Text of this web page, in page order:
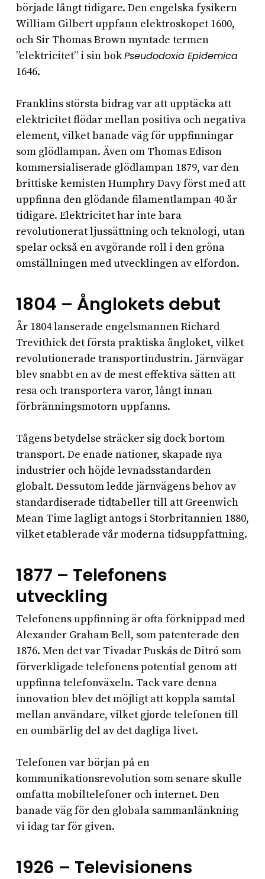
började långt tidigare. Den engelska fysikern
William Gilbert uppfann elektroskopet 1600,
och Sir Thomas Brown myntade termen
”elektricitet” i sin bokPseudodoxia Epidemica
1646.
Franklins största bidrag var att upptäcka att
elektricitet flödar mellan positiva och negativa
element, vilket banade väg för uppfinningar
som glödlampan. Även om Thomas Edison
kommersialiserade glödlampan 1879, var den
brittiske kemisten Humphry Davy först med att
uppfinna den glödande filamentlampan 40 år
tidigare. Elektricitet har inte bara
revolutionerat ljussättning och teknologi, utan
spelar också en avgörande roll i den gröna
omställningen med utvecklingen av elfordon.
1804 – Ånglokets debut
År 1804 lanserade engelsmannen Richard
Trevithick det första praktiska ångloket, vilket
revolutionerade transportindustrin. Järnvägar
blev snabbt en av de mest effektiva sätten att
resa och transportera varor, långt innan
förbränningsmotorn uppfanns.
Tågens betydelse sträcker sig dock bortom
transport. De enade nationer, skapade nya
industrier och höjde levnadsstandarden
globalt. Dessutom ledde järnvägens behov av
standardiserade tidtabeller till att Greenwich
Mean Time lagligt antogs i Storbritannien 1880,
vilket etablerade vår moderna tidsuppfattning.
1877 – Telefonens
utveckling
Telefonens uppfinning är ofta förknippad med
Alexander Graham Bell, som patenterade den
1876. Men det var Tivadar Puskás de Ditró som
förverkligade telefonens potential genom att
uppfinna telefonväxeln. Tack vare denna
innovation blev det möjligt att koppla samtal
mellan användare, vilket gjorde telefonen till
en oumbärlig del av det dagliga livet.
Telefonen var början på en
kommunikationsrevolution som senare skulle
omfatta mobiltelefoner och internet. Den
banade väg för den globala sammanlänkning
vi idag tar för given.
1926 – Televisionens